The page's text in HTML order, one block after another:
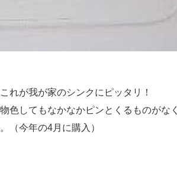
れが我が家のシンクにピッタリ！
色してもなかなかピンとくるものがなく
（今年の4月に購入）